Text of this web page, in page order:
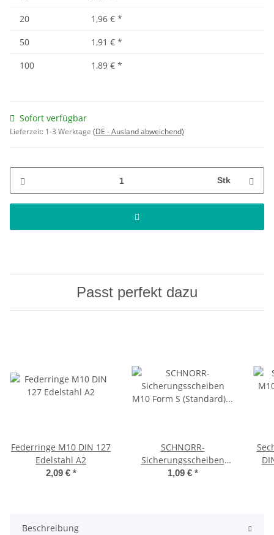
20
1,96 € *
50
1,91 € *
100
1,89 € *
Sofort verfügbar
Lieferzeit: 1-3 Werktage (DE - Ausland abweichend)
Stk
Passt perfekt dazu
Federringe M10 DIN 127
Edelstahl A2
2,09 € *
SCHNORR-
Sicherungsscheiben
M10 Form S (Standard)
1,09 € *
Beschreibung